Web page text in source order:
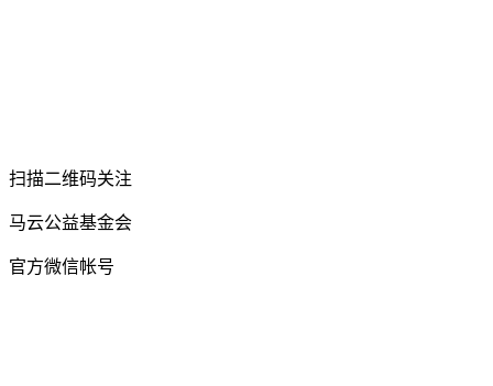
扫描二维码关注
马云公益基金会
官方微信帐号